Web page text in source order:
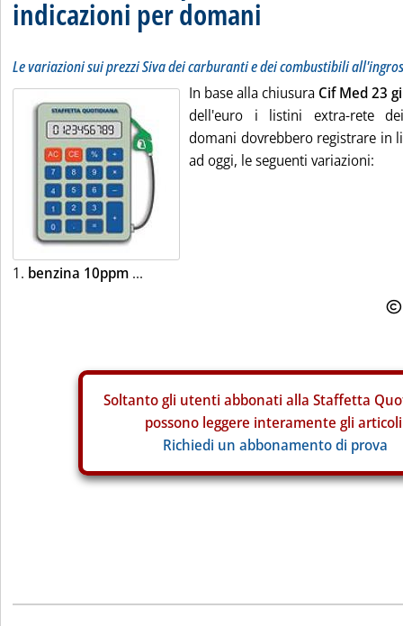
indicazioni per domani
Le variazioni sui prezzi Siva dei carburanti e dei combustibili
In base alla chiusura Cif Med 23
dell'euro i listini extra-rete
domani dovrebbero registrare in
ad oggi, le seguenti variazioni:
1. benzina 10ppm ...
Soltanto gli utenti abbonati alla Staffetta
possono leggere interamente gli
Richiedi un abbonamento di prova